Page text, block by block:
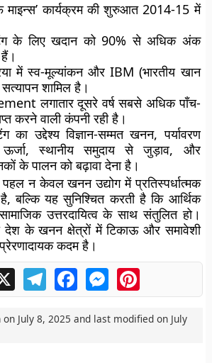
माइन्स’ कार्यक्रम की शुरुआत2014-15 में
के लिए खदान को 90% से अधिक अंक
में स्व-मूल्यांकन और IBM (भारतीय खान
सत्यापन शामिल है।
लगातारदूसरे वर्षसबसे अधिक पाँच-
करने वाली कंपनी रही है।
का उद्देश्यविज्ञान-सम्मत खनन,पर्यावरण
,स्थानीय समुदाय से जुड़ाव, और
के पालन को बढ़ावा देना है।
न केवल खनन उद्योग में प्रतिस्पर्धात्मक
है, बल्कि यह सुनिश्चित करती है कि आर्थिक
उत्तरदायित्व के साथ संतुलित हो।
देश के खनन क्षेत्रों में टिकाऊ और समावेशी
कदम है।
X TelegramFacebookMessengerPinterest
on July 8, 2025 and last modified on July